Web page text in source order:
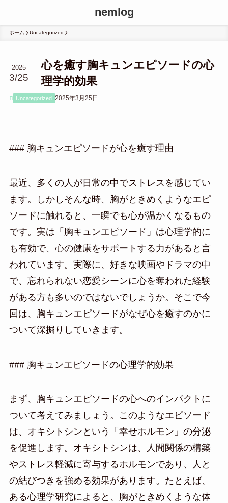
nemlog
ホーム Uncategorized
心を癒す胸キュンエピソードの心
理学的効果
2025
3/25
Uncategorized 2025年3月25日
### 胸キュンエピソードが心を癒す理由
最近、多くの人が日常の中でストレスを感じてい
ます。しかしそんな時、胸がときめくようなエピ
ソードに触れると、一瞬でも心が温かくなるもの
です。実は「胸キュンエピソード」は心理学的に
も有効で、心の健康をサポートする力があると言
われています。実際に、好きな映画やドラマの中
で、忘れられない恋愛シーンに心を奪われた経験
がある方も多いのではないでしょうか。そこで今
回は、胸キュンエピソードがなぜ心を癒すのかに
ついて深掘りしていきます。
### 胸キュンエピソードの心理学的効果
まず、胸キュンエピソードの心へのインパクトに
ついて考えてみましょう。このようなエピソード
は、オキシトシンという「幸せホルモン」の分泌
を促進します。オキシトシンは、人間関係の構築
やストレス軽減に寄与するホルモンであり、人と
の結びつきを強める効果があります。たとえば、
ある心理学研究によると、胸がときめくような体